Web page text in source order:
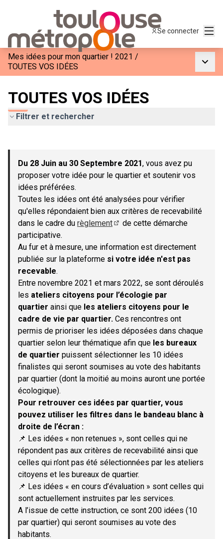
Se connecter
Mes idées pour mon quartier ! 2021 /
TOUTES VOS IDÉES
TOUTES VOS IDÉES
Filtrer et rechercher
−
Du 28 Juin au 30 Septembre 2021, vous avez pu
proposer votre idée pour le quartier et soutenir vos
idées préférées.
Toutes les idées ont été analysées pour vérifier
qu'elles répondaient bien aux critères de recevabilité
dans le cadre du règlement
de cette démarche
participative.
Au fur et à mesure, une information est directement
publiée sur la plateforme si votre idée n'est pas
recevable.
Entre novembre 2021 et mars 2022, se sont déroulés
les ateliers citoyens pour l’écologie par
quartier ainsi que les ateliers citoyens pour le
cadre de vie par quartier. Ces rencontres ont
permis de prioriser les idées déposées dans chaque
quartier selon leur thématique afin que les bureaux
de quartier puissent sélectionner les 10 idées
finalistes qui seront soumises au vote des habitants
par quartier (dont la moitié au moins auront une portée
écologique).
Pour retrouver ces idées par quartier, vous
pouvez utiliser les filtres dans le bandeau blanc à
droite de l’écran :
📌 Les idées « non retenues », sont celles qui ne
répondent pas aux critères de recevabilité ainsi que
celles qui n’ont pas été sélectionnées par les ateliers
citoyens et les bureaux de quartier.
📌 Les idées « en cours d’évaluation » sont celles qui
sont actuellement instruites par les services.
A l’issue de cette instruction, ce sont 200 idées (10
par quartier) qui seront soumises au vote des
habitants.